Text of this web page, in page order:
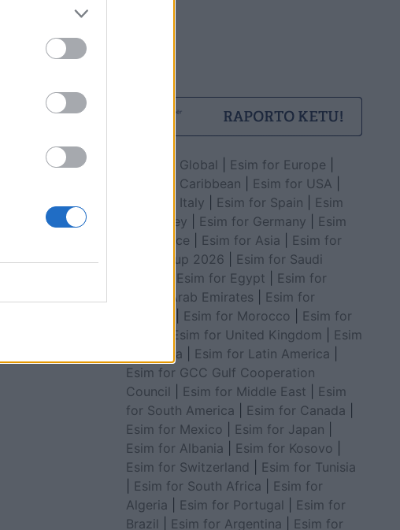
Esim for Global Esim for Europe
Esim for Caribbean
Esim for USA
Esim for Italy
Esim for Spain
Esim
for Turkey
Esim for Germany
Esim
for Greece
Esim for Asia
Esim for
World Cup 2026
Esim for Saudi
Esim for Egypt
Esim for
United Arab Emirates
Esim for
Esim for Morocco
Esim for
Esim for United Kingdom
Esim
for Africa
Esim for Latin America
Esim for GCC Gulf Cooperation
Council
Esim for Middle East
Esim
for South America
Esim for Canada
Esim for Mexico
Esim for Japan
Esim for Albania
Esim for Kosovo
Esim for Switzerland
Esim for Tunisia
Esim for South Africa
Esim for
Algeria
Esim for Portugal
Esim for
Brazil
Esim for Argentina
Esim for